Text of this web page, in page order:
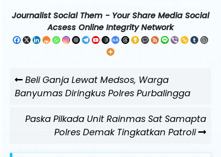
Journalist Social Them - Your Share Media Social
Acsess Online Integrity Network
pos
Previous
Post
Beli Ganja Lewat Medsos, Warga
Banyumas Diringkus Polres Purbalingga
Next
Paska Pilkada Unit Rainmas Sat Samapta
Polres Demak Tingkatkan Patroli